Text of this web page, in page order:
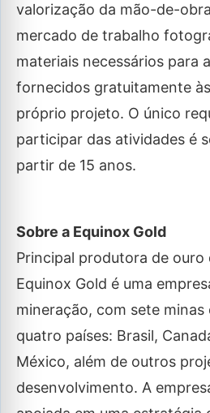
valorização da mão-de-
mercado de trabalho
materiais necessários para
fornecidos gratuitamente
próprio projeto. O único
participar das atividades é
partir de 15 anos.
Sobre a Equinox Gold
Principal produtora de ouro
Equinox Gold é uma
mineração, com sete minas
quatro países: Brasil,
México, além de outros
desenvolvimento. A